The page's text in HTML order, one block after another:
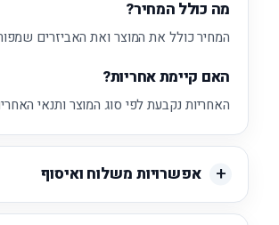
מה כולל המחיר?
המחיר כולל את המוצר ואת האביזרים
האם קיימת אחריות?
האחריות נקבעת לפי סוג המוצר ותנאי
אפשרויות משלוח ואיסוף